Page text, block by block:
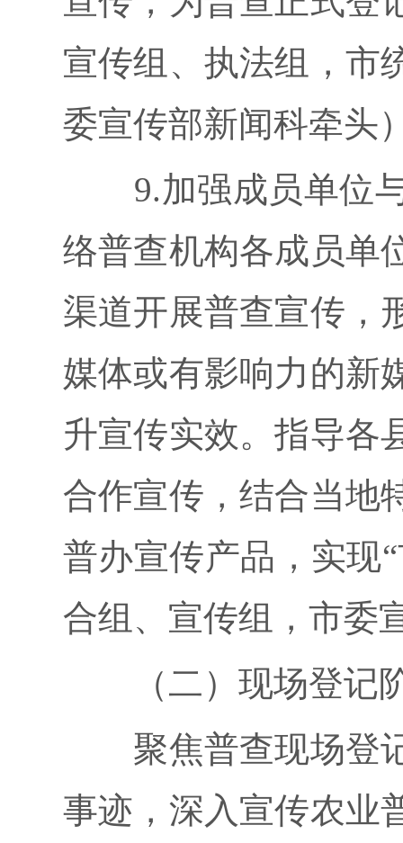
宣传组、执法组，市
委宣传部新闻科牵头
9.加强成员单位与
络普查机构各成员单
渠道开展普查宣传，
媒体或有影响力的新
升宣传实效。指导各
合作宣传，结合当地
普办宣传产品，实现
合组、宣传组，市委
（二）现场登记
聚焦普查现场登记
事迹，深入宣传农业